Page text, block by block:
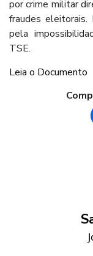
por crime militar
fraudes eleitorais.
pela
TSE.
Leia o Documento